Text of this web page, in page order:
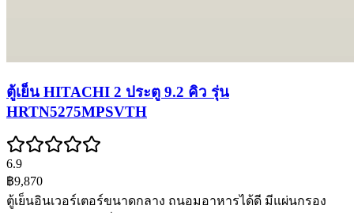
ตู้เย็น HITACHI 2 ประตู 9.2 คิว รุ่น
HRTN5275MPSVTH
6.9
฿9,870
ตู้เย็นอินเวอร์เตอร์ขนาดกลาง ถนอมอาหารได้ดี มีแผ่นกรอง